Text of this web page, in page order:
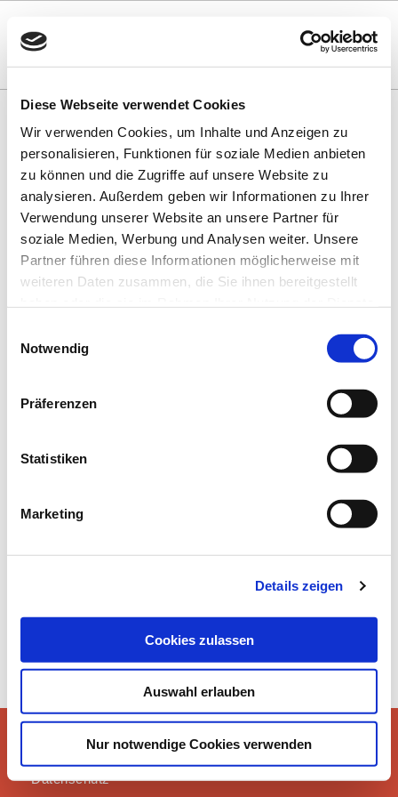
Diese Webseite verwendet Cookies
Wir verwenden Cookies, um Inhalte und Anzeigen zu
personalisieren, Funktionen für soziale Medien anbieten
zu können und die Zugriffe auf unsere Website zu
analysieren. Außerdem geben wir Informationen zu Ihrer
Verwendung unserer Website an unsere Partner für
soziale Medien, Werbung und Analysen weiter. Unsere
Partner führen diese Informationen möglicherweise mit
weiteren Daten zusammen, die Sie ihnen bereitgestellt
Cookies, wenn Sie unsere Webseite weiterhin nutzen.
Notwendig
Präferenzen
Statistiken
Marketing
Details zeigen
Cookies zulassen
Auswahl erlauben
Nur notwendige Cookies verwenden
VERANSTALTUNGSÜBERSICHT
BUCHHANDLUNGEN UND VERLAGE IM
SAARLAND
NO CONTENT
©2021 erLESEN
Instagram
Datenschutz